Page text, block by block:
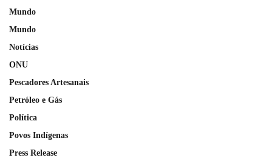
Mundo
Mundo
Notícias
ONU
Pescadores Artesanais
Petróleo e Gás
Política
Povos Indígenas
Press Release